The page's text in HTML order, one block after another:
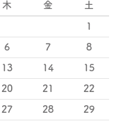
木 金 土
1
6 7 8
13 14 15
20 21 22
27 28 29